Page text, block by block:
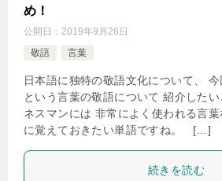
め！
公開日： 2019年9月26日
敬語
言葉
日本語に独特の敬語文化について、 今
という言葉の敬語について 紹介した
ネスマンには 非常によく使われる言
に覚えておきたい単語ですね。 […]
続きを読む